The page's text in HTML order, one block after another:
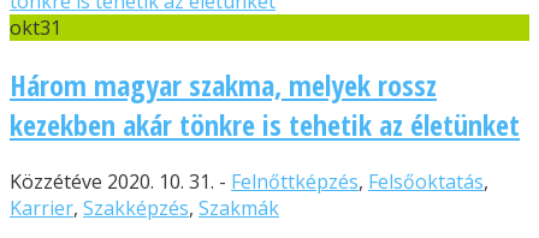
okt31
Három magyar szakma, melyek rossz
kezekben akár tönkre is tehetik az életünket
Közzétéve 2020. 10. 31. - Felnőttképzés, Felsőoktatás,
Karrier, Szakképzés, Szakmák